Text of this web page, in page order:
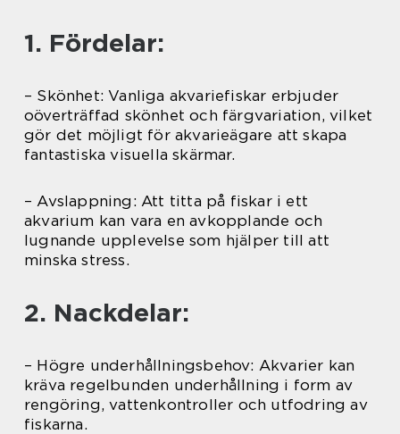
1. Fördelar:
– Skönhet: Vanliga akvariefiskar erbjuder
oöverträffad skönhet och färgvariation, vilket
gör det möjligt för akvarieägare att skapa
fantastiska visuella skärmar.
– Avslappning: Att titta på fiskar i ett
akvarium kan vara en avkopplande och
lugnande upplevelse som hjälper till att
minska stress.
2. Nackdelar:
– Högre underhållningsbehov: Akvarier kan
kräva regelbunden underhållning i form av
rengöring, vattenkontroller och utfodring av
fiskarna.